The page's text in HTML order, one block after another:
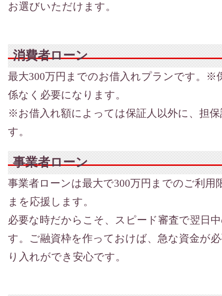
お選びいただけます。
消費者ローン
最大300万円までのお借入れプランです。※
係なく必要になります。
※お借入れ額によっては保証人以外に、担
す。
事業者ローン
事業者ローンは最大で300万円までのご利用
まを応援します。
必要な時だからこそ、スピード審査で翌日
す。ご融資枠を作っておけば、急な資金が
り入れができ安心です。